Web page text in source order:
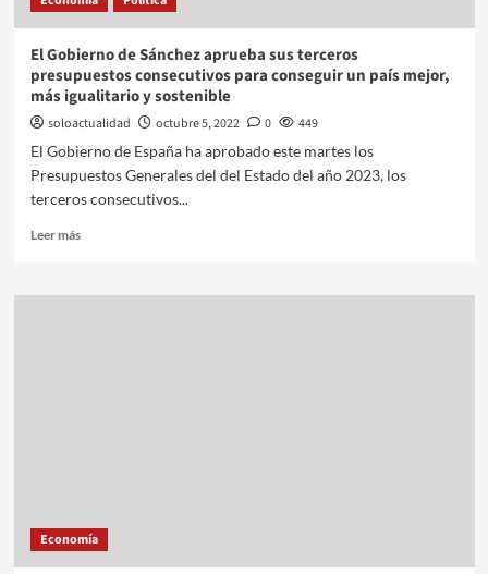
El Gobierno de Sánchez aprueba sus terceros
presupuestos consecutivos para conseguir un país mejor,
más igualitario y sostenible
soloactualidad octubre 5, 2022 0
449
El Gobierno de España ha aprobado este martes los
Presupuestos Generales del del Estado del año 2023, los
terceros consecutivos...
Leer más
Economía